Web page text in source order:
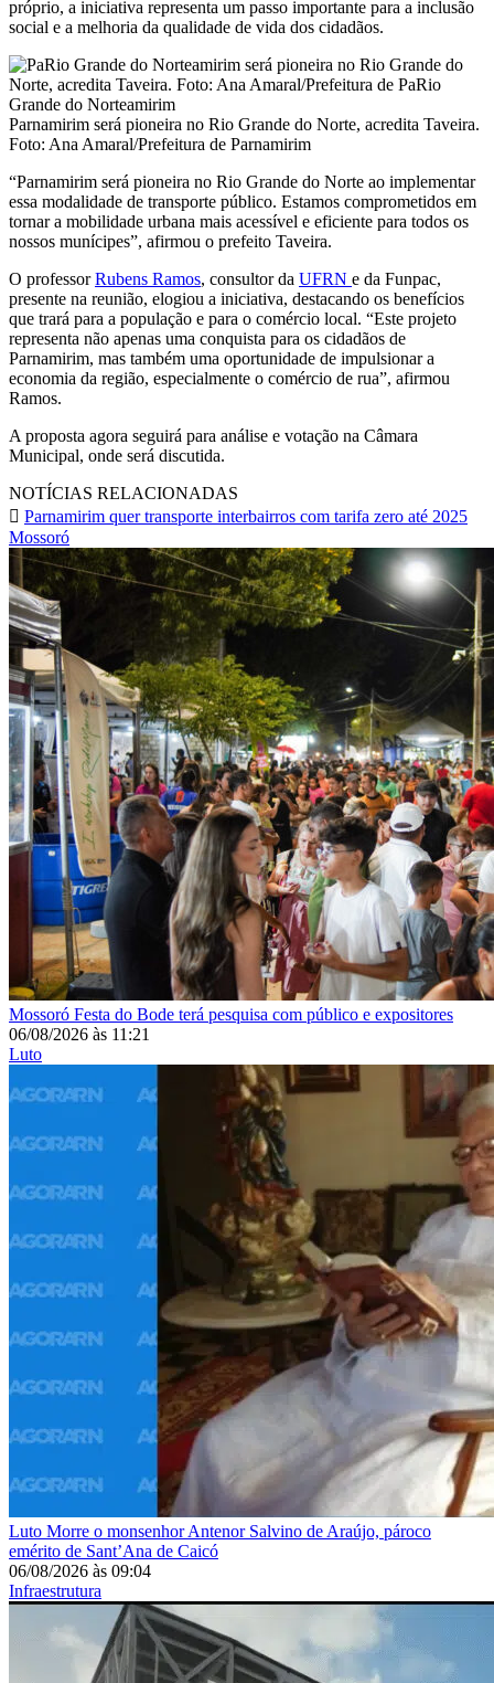
próprio, a iniciativa representa um passo importante para a inclusão
social e a melhoria da qualidade de vida dos cidadãos.
Parnamirim será pioneira no Rio Grande do Norte, acredita Taveira.
Foto: Ana Amaral/Prefeitura de Parnamirim
“Parnamirim será pioneira no Rio Grande do Norte ao implementar
essa modalidade de transporte público. Estamos comprometidos em
tornar a mobilidade urbana mais acessível e eficiente para todos os
nossos munícipes”, afirmou o prefeito Taveira.
O professorRubens Ramos, consultor da UFRN e da Funpac,
presente na reunião, elogiou a iniciativa, destacando os benefícios
que trará para a população e para o comércio local. “Este projeto
representa não apenas uma conquista para os cidadãos de
Parnamirim, mas também uma oportunidade de impulsionar a
economia da região, especialmente o comércio de rua”, afirmou
Ramos.
A proposta agora seguirá para análise e votação na Câmara
Municipal, onde será discutida.
NOTÍCIAS RELACIONADAS
Parnamirim quer transporte interbairros com tarifa zero até 2025
Mossoró
Mossoró Festa do Bode terá pesquisa com público e expositores
06/08/2026 às 11:21
Luto
Luto Morre o monsenhor Antenor Salvino de Araújo, pároco
emérito de Sant’Ana de Caicó
06/08/2026 às 09:04
Infraestrutura